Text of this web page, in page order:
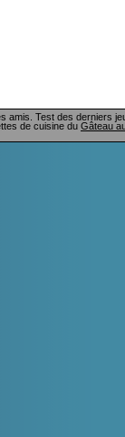
amis. Test des derniers
de cuisine du Gâteau